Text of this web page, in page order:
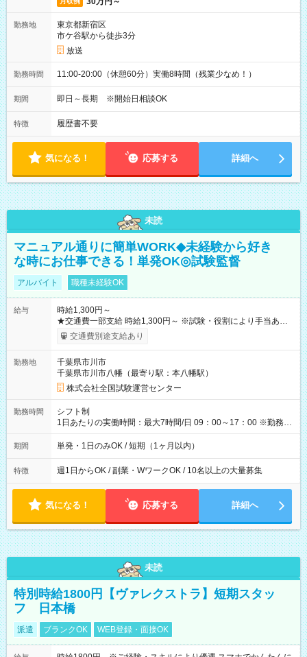
勤務地
東京都新宿区
市ケ谷駅から徒歩3分
放送
勤務時間 11:00-20:00（休憩60分）実働8時間（残業少なめ！）
期間 即日～長期 ※開始日相談OK
特徴 履歴書不要
気になる！ 応募する 詳細へ
未読
マニュアル通りに簡単WORK◆未経験から好き
な時にお仕事できる！単発OK◎試験監督
アルバイト 職種未経験OK
給与
時給1,300円～
★交通費一部支給 時給1,300円～ ※試験・役割により手当あり
※勤務回数により昇給あり 【即給（前払い）オプションあ
り！】 希望される場合、勤務から1週間ほどで給与の一部を受け
例】 ・河合塾模擬試験 8:30～17:30（休憩1時間） 時給1,300円
×8時間＝日収10,400円＋交通費 ※当日の役割により時給＋100
円の場合あり ・国家試験 7:00～13:30（休憩なし） 時給1,300
円（役割手当＋100円）×6時間＝日収8,400円＋交通費 【試用期
間】試用期間なし
交通費別途支給あり
勤務地
千葉県市川市
千葉県市川市八幡（最寄り駅：本八幡駅）
株式会社全国試験運営センター
勤務時間
シフト制
1日あたりの実働時間：最大7時間/日 09：00～17：00 ※勤務時
間は 試験により異なります。
期間 単発・1日のみOK / 短期（1ヶ月以内）
特徴 週1日からOK / 副業・WワークOK / 10名以上の大量募集
気になる！ 応募する 詳細へ
未読
特別時給1800円【ヴァレクストラ】短期スタッ
フ 日本橋
派遣 ブランクOK WEB登録・面接OK